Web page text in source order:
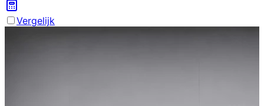
Vergelijk